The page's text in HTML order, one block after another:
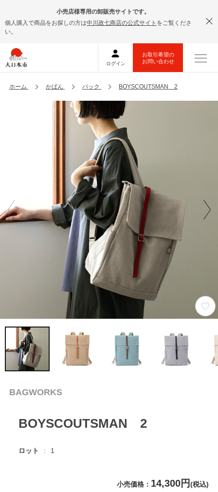
小売店様専用の卸販売サイトです。
個人購入で商品をお探しの方は中川政七商店の公式サイト をご覧くださ
い。
ホーム かばん バック BOYSCOUTSMAN 2
BAGWORKS
BOYSCOUTSMAN 2
ロット 1
小売価格 14,300円(税込)